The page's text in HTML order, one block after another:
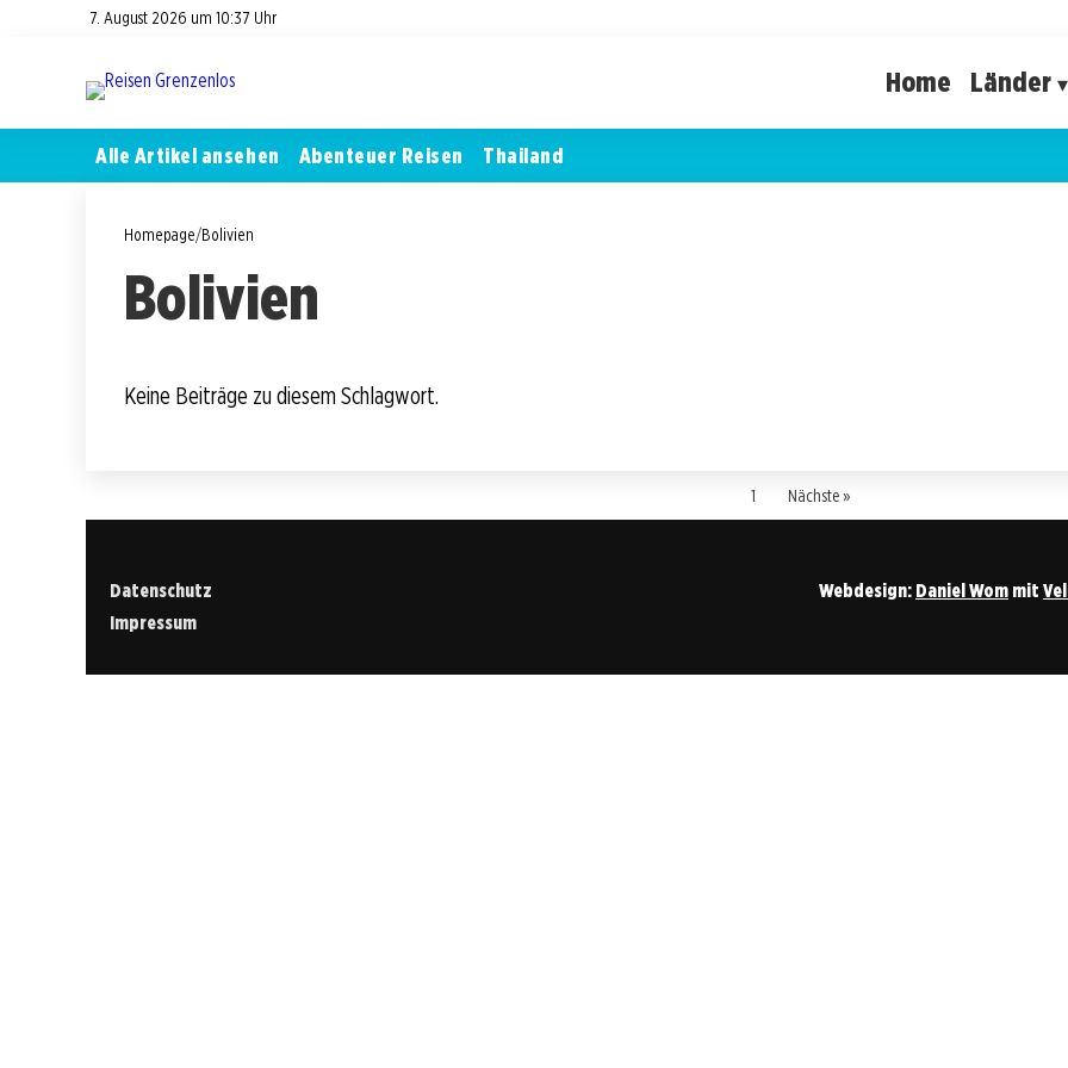
7. August 2026 um 10:37 Uhr
Home Länder
Alle Artikel ansehen Abenteuer Reisen Thailand
Homepage/Bolivien
Bolivien
Keine Beiträge zu diesem Schlagwort.
1 Nächste »
Datenschutz
Impressum
Webdesign: Daniel Wom mit